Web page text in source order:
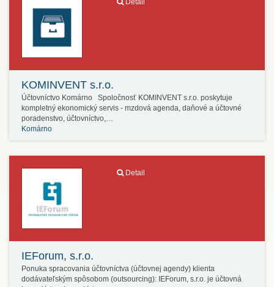
Detail
KOMINVENT s.r.o.
Účtovníctvo Komárno Spoločnosť KOMINVENT s.r.o. poskytuje
kompletný ekonomický servis - mzdová agenda, daňové a účtovné
poradenstvo, účtovníctvo,…
Komárno
Detail
IEForum, s.r.o.
Ponuka spracovania účtovníctva (účtovnej agendy) klienta
dodávateľským spôsobom (outsourcing): IEForum, s.r.o. je účtovná